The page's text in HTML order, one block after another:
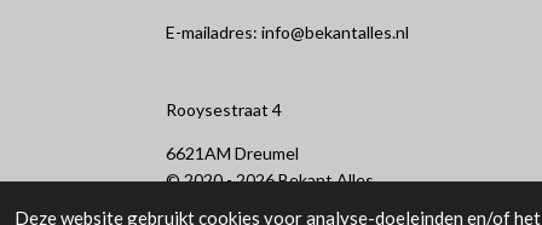
Deze website gebruikt cookies voor analyse-doeleinden en/of
E-mailadres: info@bekantalles.nl
Rooysestraat 4
6621AM Dreumel
© 2020 - 2026 Bekant Alles